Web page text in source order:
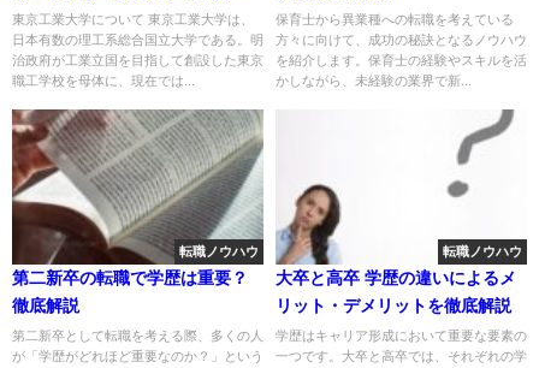
紹介
東京工業大学について 東京工業大学は、
日本有数の理工系総合国立大学である。明
治政府が工業立国を目指して創設した東京
職工学校を母体に、現在では...
保育士から異業種への転職を考えている
方々に向けて、成功の秘訣となるノウハウ
を紹介します。保育士の経験やスキルを活
かしながら、未経験の業界で新...
転職ノウハウ
第二新卒の転職で学歴は重要？
徹底解説
第二新卒として転職を考える際、多くの人
が「学歴がどれほど重要なのか？」という
転職ノウハウ
大卒と高卒 学歴の違いによるメ
リット・デメリットを徹底解説
学歴はキャリア形成において重要な要素の
一つです。大卒と高卒では、それぞれの学